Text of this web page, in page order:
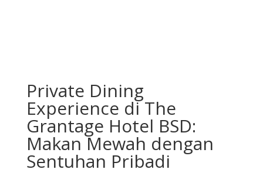
Private Dining
Experience di The
Grantage Hotel BSD:
Makan Mewah dengan
Sentuhan Pribadi